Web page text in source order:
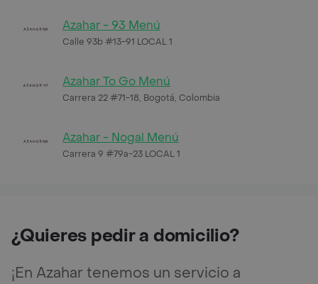
Azahar - 93 Menú
Calle 93b #13-91 LOCAL 1
Azahar To Go Menú
Carrera 22 #71-18, Bogotá, Colombia
Azahar - Nogal Menú
Carrera 9 #79a-23 LOCAL 1
¿Quieres pedir a domicilio?
¡En Azahar tenemos un servicio a